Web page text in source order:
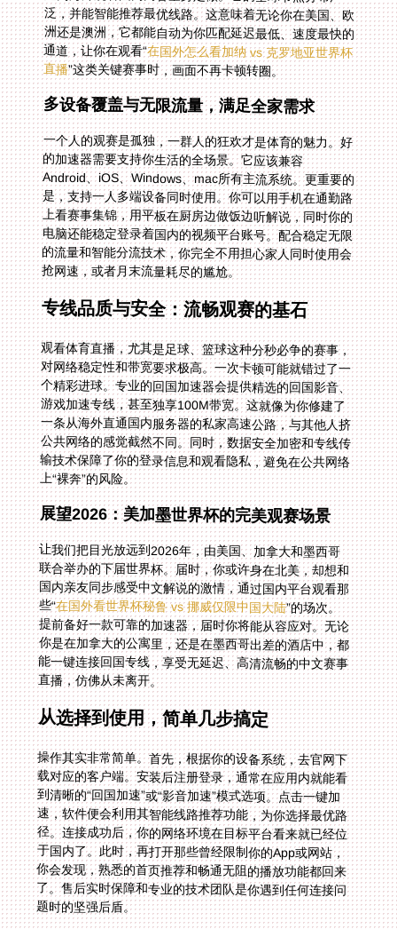
通道，让你在观看“在国外怎么看加纳 vs 克罗地亚世界杯
直播”这类关键赛事时，画面不再卡顿转圈。
多设备覆盖与无限流量，满足全家需求
一个人的观赛是孤独，一群人的狂欢才是体育的魅力。好
的加速器需要支持你生活的全场景。它应该兼容
Android、iOS、Windows、mac所有主流系统。更重要的
是，支持一人多端设备同时使用。你可以用手机在通勤路
上看赛事集锦，用平板在厨房边做饭边听解说，同时你的
电脑还能稳定登录着国内的视频平台账号。配合稳定无限
的流量和智能分流技术，你完全不用担心家人同时使用会
抢网速，或者月末流量耗尽的尴尬。
专线品质与安全：流畅观赛的基石
观看体育直播，尤其是足球、篮球这种分秒必争的赛事，
对网络稳定性和带宽要求极高。一次卡顿可能就错过了一
个精彩进球。专业的回国加速器会提供精选的回国影音、
游戏加速专线，甚至独享100M带宽。这就像为你修建了
一条从海外直通国内服务器的私家高速公路，与其他人挤
公共网络的感觉截然不同。同时，数据安全加密和专线传
输技术保障了你的登录信息和观看隐私，避免在公共网络
上“裸奔”的风险。
展望2026：美加墨世界杯的完美观赛场景
让我们把目光放远到2026年，由美国、加拿大和墨西哥
联合举办的下届世界杯。届时，你或许身在北美，却想和
国内亲友同步感受中文解说的激情，通过国内平台观看那
些“在国外看世界杯秘鲁 vs 挪威仅限中国大陆”的场次。
提前备好一款可靠的加速器，届时你将能从容应对。无论
你是在加拿大的公寓里，还是在墨西哥出差的酒店中，都
能一键连接回国专线，享受无延迟、高清流畅的中文赛事
直播，仿佛从未离开。
从选择到使用，简单几步搞定
操作其实非常简单。首先，根据你的设备系统，去官网下
载对应的客户端。安装后注册登录，通常在应用内就能看
到清晰的“回国加速”或“影音加速”模式选项。点击一键加
速，软件便会利用其智能线路推荐功能，为你选择最优路
径。连接成功后，你的网络环境在目标平台看来就已经位
于国内了。此时，再打开那些曾经限制你的App或网站，
你会发现，熟悉的首页推荐和畅通无阻的播放功能都回来
了。售后实时保障和专业的技术团队是你遇到任何连接问
题时的坚强后盾。